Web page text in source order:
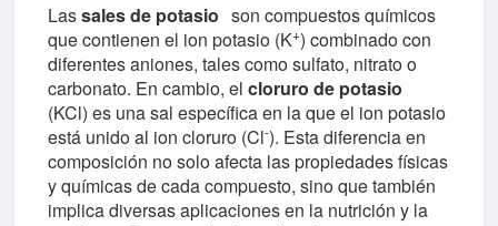
Lassales de potasio son compuestos químicos
que contienen el ion potasio (K+) combinado con
diferentes aniones, tales como sulfato, nitrato o
carbonato. En cambio, elcloruro de potasio
(KCl) es una sal específica en la que el ion potasio
está unido al ion cloruro (Cl-). Esta diferencia en
composición no solo afecta las propiedades físicas
y químicas de cada compuesto, sino que también
implica diversas aplicaciones en la nutrición y la